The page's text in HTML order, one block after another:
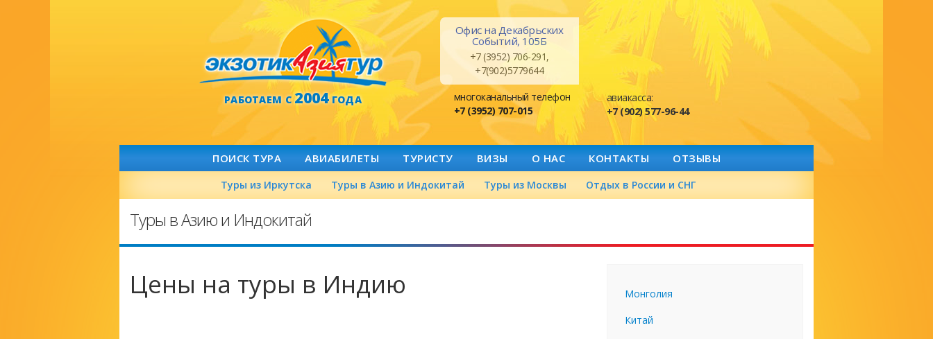
РАБОТАЕМ С2004ГОДА
Офис на Декабрьских
Событий, 105Б
+7 (3952) 706-291,
+7(902)5779644
многоканальный телефон
+7 (3952) 707-015
авиакасса:
+7 (902) 577-96-44
ПОИСК ТУРА АВИАБИЛЕТЫ ТУРИСТУ ВИЗЫ О НАС КОНТАКТЫ ОТЗЫВЫ
Туры из Иркутска Туры в Азию и Индокитай Туры из Москвы Отдых в России и СНГ
Туры в Азию и Индокитай
Цены на туры в Индию
Монголия
Китай